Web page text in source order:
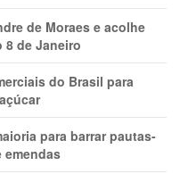
de Moraes e acolhe
8 de Janeiro
do Brasil para
para barrar pautas-
emendas